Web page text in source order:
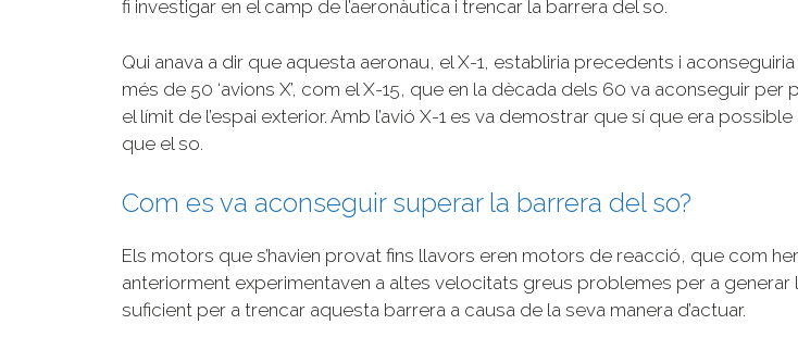
fi investigar en el camp de l’aeronàutica i trencar la barrera del so.
Qui anava a dir que aquesta aeronau, el X-1, establiria precedents i
més de 50 ‘avions X’, com el X-15, que en la dècada dels 60 va aconseguir per
el límit de l’espai exterior. Amb l’avió X-1 es va demostrar que sí que era
que el so.
Com es va aconseguir superar la barrera del so?
Els motors que s’havien provat fins llavors eren motors de reacció, que com
anteriorment experimentaven a altes velocitats greus problemes per a generar
suficient per a trencar aquesta barrera a causa de la seva manera d’actuar.